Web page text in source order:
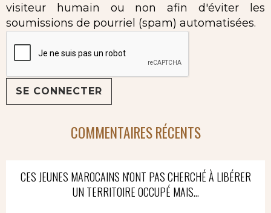
visiteur humain ou non afin d'éviter les
soumissions de pourriel (spam) automatisées.
COMMENTAIRES RÉCENTS
CES JEUNES MAROCAINS N'ONT PAS CHERCHÉ À LIBÉRER
UN TERRITOIRE OCCUPÉ MAIS...